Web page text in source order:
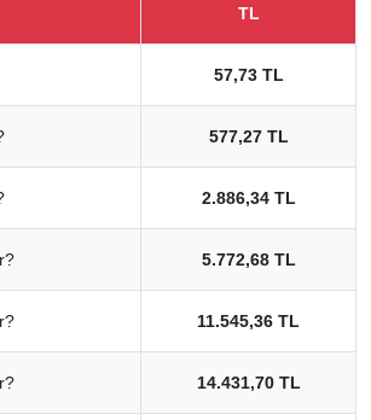
TL
57,73 TL
577,27 TL
2.886,34 TL
5.772,68 TL
11.545,36 TL
14.431,70 TL